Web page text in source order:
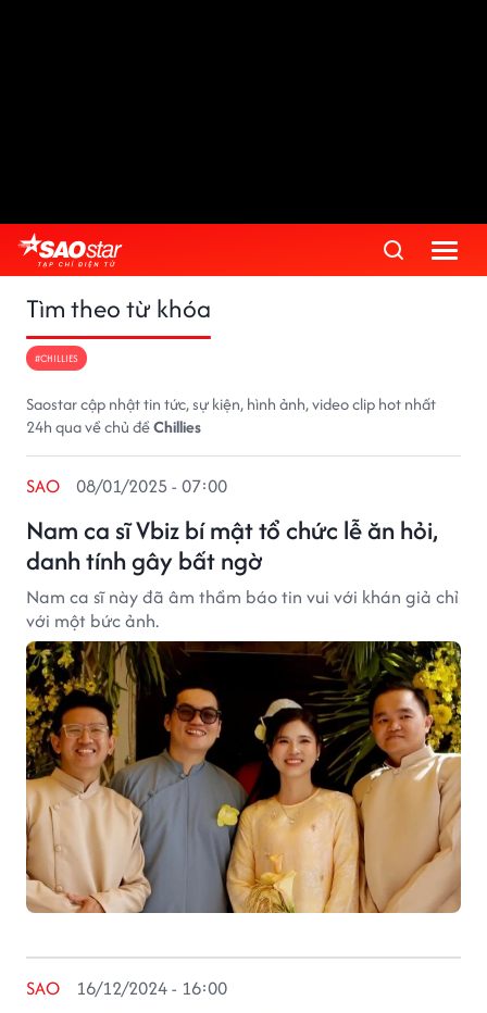
Tìm theo từ khóa
#CHILLIES
Saostar cập nhật tin tức, sự kiện, hình ảnh, video clip hot nhất
24h qua về chủ đềChillies
Nam ca sĩ Vbiz bí mật tổ chức lễ ăn hỏi,
danh tính gây bất ngờ
SAO 08/01/2025 - 07:00
Nam ca sĩ này đã âm thầm báo tin vui với khán giả chỉ
với một bức ảnh.
SAO 16/12/2024 - 16:00